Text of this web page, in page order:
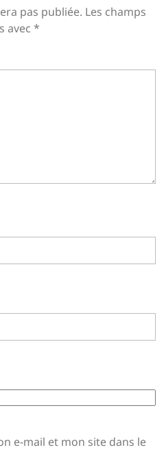
pas publiée. Les champs
avec *
e-mail et mon site dans le